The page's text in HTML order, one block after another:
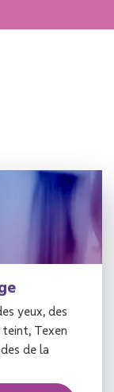
yeux, des
Texen
de la